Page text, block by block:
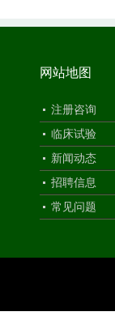
网站地图
注册咨询
临床试验
新闻动态
招聘信息
常见问题